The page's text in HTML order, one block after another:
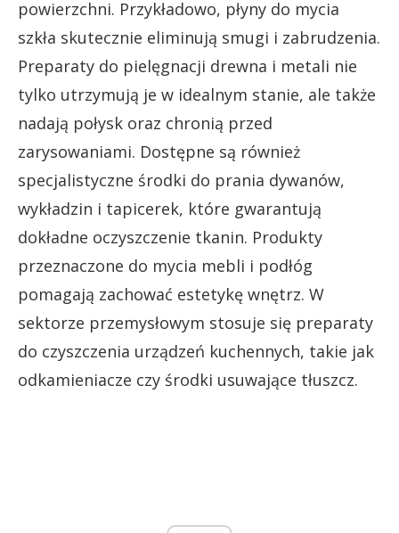
powierzchni. Przykładowo, płyny do mycia
szkła skutecznie eliminują smugi i zabrudzenia.
Preparaty do pielęgnacji drewna i metali nie
tylko utrzymują je w idealnym stanie, ale także
nadają połysk oraz chronią przed
zarysowaniami. Dostępne są również
specjalistyczne środki do prania dywanów,
wykładzin i tapicerek, które gwarantują
dokładne oczyszczenie tkanin. Produkty
przeznaczone do mycia mebli i podłóg
pomagają zachować estetykę wnętrz. W
sektorze przemysłowym stosuje się preparaty
do czyszczenia urządzeń kuchennych, takie jak
odkamieniacze czy środki usuwające tłuszcz.